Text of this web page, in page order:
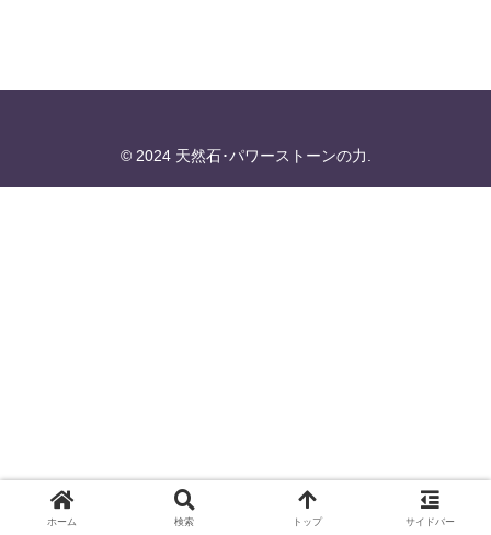
© 2024 天然石･パワーストーンの力.
ホーム 検索 トップ サイドバー